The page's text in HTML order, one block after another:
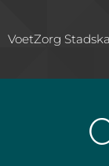
VoetZorg